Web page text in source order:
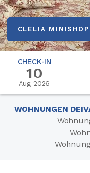
CLELIA MINISHOP
CHECK-IN
10
Aug 2026
WOHNUNGEN